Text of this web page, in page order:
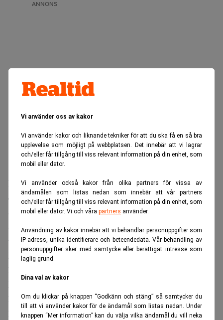
Vi använder oss av kakor
Vi använder kakor och liknande tekniker för att du ska få en så bra
upplevelse som möjligt på webbplatsen. Det innebär att vi lagrar
och/eller får tillgång till viss relevant information på din enhet, som
mobil eller dator.
Vi använder också kakor från olika partners för vissa av
ändamålen som listas nedan som innebär att vår partners
och/eller får tillgång till viss relevant information på din enhet, som
mobil eller dator. Vi och våra partners använder.
Användning av kakor innebär att vi behandlar personuppgifter som
IP-adress, unika identifierare och beteendedata. Vår behandling av
personuppgifter sker med samtycke eller berättigat intresse som
laglig grund.
Dina val av kakor
Om du klickar på knappen “Godkänn och stäng” så samtycker du
till att vi använder kakor för de ändamål som listas nedan. Under
knappen “Mer information” kan du välja vilka ändamål du vill neka
ANNONS
Hamnoperatören DP World planerar att bygga en ny hamn
och containerterminal på Förenade Arabemiratens östkust.
Syftet är att minska Dubais beroende av Hormuzsundet.
Satsningen följer efter månader av störningar i sjöfarten
till följd av konflikten mellan USA och Iran.
Blir en stor förändring
Den planerade anläggningen ska byggas i emiratet
Fujairah vid Omanbukten, skriver
Därifrån ska containrar kunna transporteras vidare
landvägen till Dubai, Abu Dhabi och andra delar av